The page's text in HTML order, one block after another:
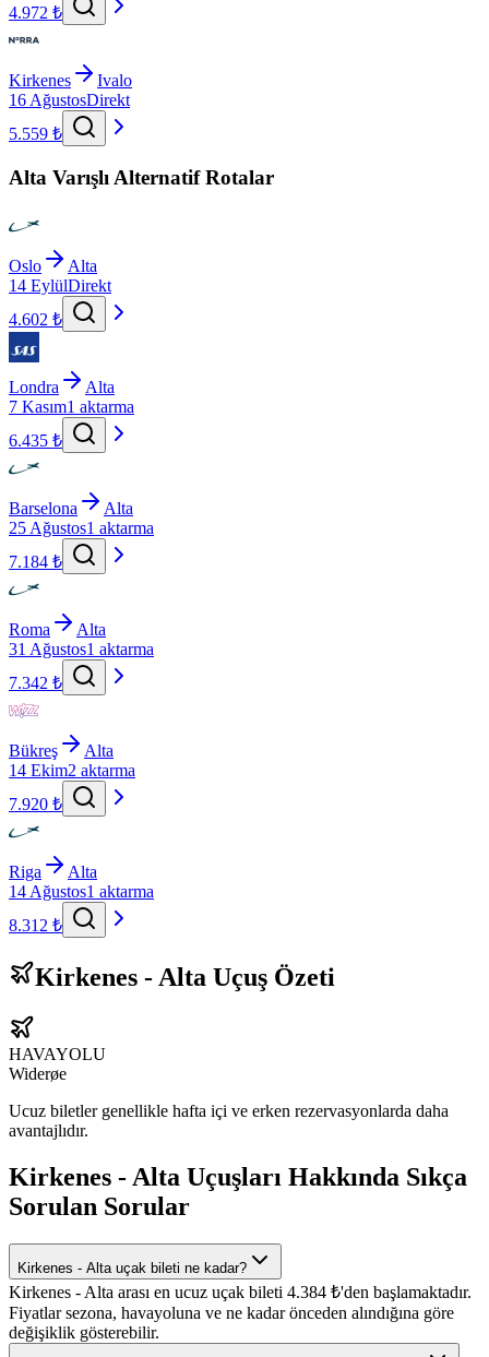
4.972 ₺
Kirkenes
Ivalo
16 AğustosDirekt
5.559 ₺
Alta Varışlı Alternatif Rotalar
Oslo
Alta
14 EylülDirekt
4.602 ₺
Londra
Alta
7 Kasım1 aktarma
6.435 ₺
Barselona
Alta
25 Ağustos1 aktarma
7.184 ₺
Roma
Alta
31 Ağustos1 aktarma
7.342 ₺
Bükreş
Alta
14 Ekim2 aktarma
7.920 ₺
Riga
Alta
14 Ağustos1 aktarma
8.312 ₺
Kirkenes - Alta Uçuş Özeti
HAVAYOLU
Widerøe
Ucuz biletler genellikle hafta içi ve erken rezervasyonlarda daha
avantajlıdır.
Kirkenes - Alta Uçuşları Hakkında Sıkça
Sorulan Sorular
Kirkenes - Alta uçak bileti ne kadar?
Kirkenes - Alta arası en ucuz uçak bileti 4.384 ₺'den başlamaktadır.
Fiyatlar sezona, havayoluna ve ne kadar önceden alındığına göre
değişiklik gösterebilir.